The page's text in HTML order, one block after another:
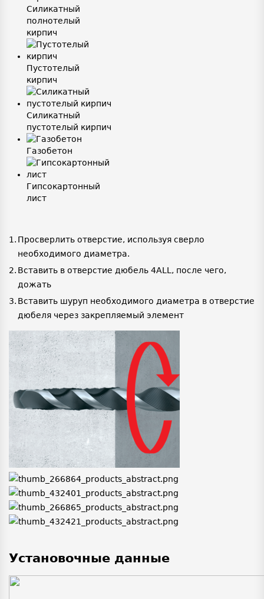
Силикатный
полнотелый
кирпич
Пустотелый
кирпич
Силикатный
пустотелый кирпич
Газобетон
Гипсокартонный
лист
Просверлить отверстие, используя сверло
необходимого диаметра.
Вставить в отверстие дюбель 4ALL, после чего,
дожать
Вставить шуруп необходимого диаметра в отверстие
дюбеля через закрепляемый элемент
Установочные данные